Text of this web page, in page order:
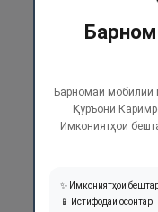
Барномаи мобилии
Қуръони
Имкониятҳои
✨ Имкониятҳои
📱 Истифодаи осонтар